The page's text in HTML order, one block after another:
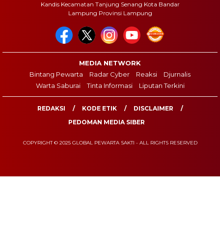
Kandis Kecamatan Tanjung Senang Kota Bandar
Lampung Provinsi Lampung
MEDIA NETWORK
Bintang Pewarta
Radar Cyber Reaksi
Djurnalis
Warta Saburai
Tinta Informasi Liputan Terkini
REDAKSI KODE ETIK
DISCLAIMER
PEDOMAN MEDIA SIBER
COPYRIGHT © 2025 GLOBAL PEWARTA SAKTI - ALL RIGHTS RESERVED